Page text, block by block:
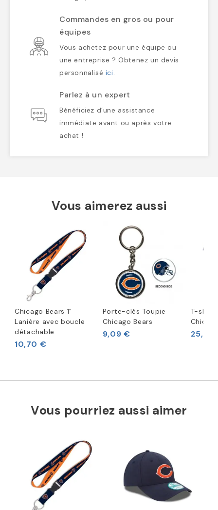
Commandes en gros ou pour
équipes
Vous achetez pour une équipe ou
une entreprise ? Obtenez un devis
personnalisé ici.
Parlez à un expert
Bénéficiez d’une assistance
immédiate avant ou après votre
achat !
Vous aimerez aussi
Chicago Bears 1"
Lanière avec boucle
détachable
10,70 €
Porte-clés Toupie
Chicago Bears
9,09 €
T-shirt
25,62
Vous pourriez aussi aimer